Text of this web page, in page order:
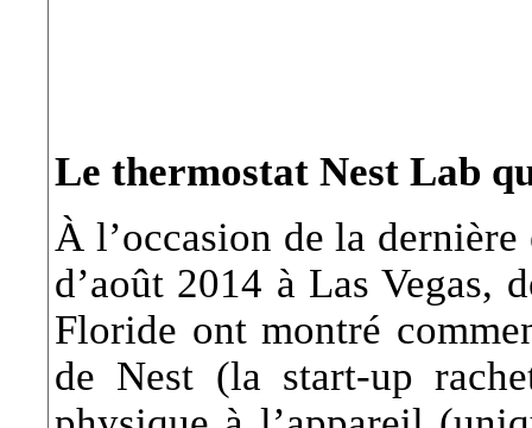
Le thermostat Nest Lab
À l’occasion de la
d’août 2014 à Las Vegas,
Floride ont montré
de Nest (la start-up